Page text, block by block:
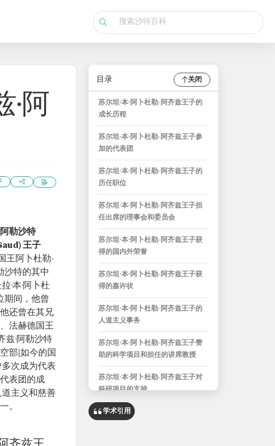
阿
阿勒沙特
王子
王阿卜杜勒-
沙特的其中
·本·阿卜杜
期间，他曾
还曾在其兄
法赫德国王
兹·阿勒沙特
部[如今的国
次成为代表
表团的成
主义和慈善
。
目录 关闭
苏尔坦·本·阿卜杜勒-阿齐兹王子的
成长历程
苏尔坦·本·阿卜杜勒-阿齐兹王子参
加的代表团
苏尔坦·本·阿卜杜勒-阿齐兹王子的
历任职位
苏尔坦·本·阿卜杜勒-阿齐兹王子担
任出席的理事会和委员会
苏尔坦·本·阿卜杜勒-阿齐兹王子获
得的国内外荣誉
苏尔坦·本·阿卜杜勒-阿齐兹王子获
得的嘉许状
苏尔坦·本·阿卜杜勒-阿齐兹王子的
人道主义事务
苏尔坦·本·阿卜杜勒-阿齐兹王子赞
助的科学项目和担任的讲席教授
苏尔坦·本·阿卜杜勒-阿齐兹王子对
科研项目的支持
学术引用